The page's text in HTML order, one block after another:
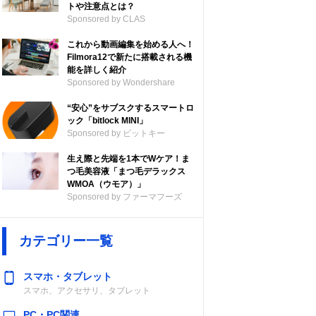
トや注意点とは？
Sponsored by CLAS
これから動画編集を始める人へ！
Filmora12で新たに搭載される機
能を詳しく紹介
Sponsored by Wondershare
“安心”をサブスクするスマートロ
ック「bitlock MINI」
Sponsored by ビットキー
生え際と先端を1本でWケア！ま
つ毛美容液「まつ毛デラックス
WMOA（ウモア）」
Sponsored by ファーマフーズ
カテゴリー一覧
スマホ・タブレット
スマホ、アクセサリ、タブレット